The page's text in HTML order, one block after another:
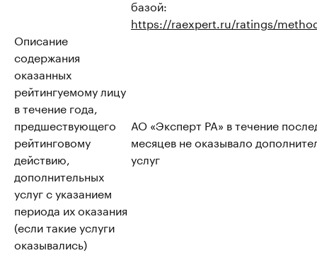
базой:
https://raexpert.ru/ratings/
Описание
содержания
оказанных
рейтингуемому лицу
в течение года,
предшествующего
рейтинговому
действию,
дополнительных
услуг с указанием
периода их оказания
(если такие услуги
оказывались)
АО «Эксперт РА» в течение
месяцев не оказывало
услуг